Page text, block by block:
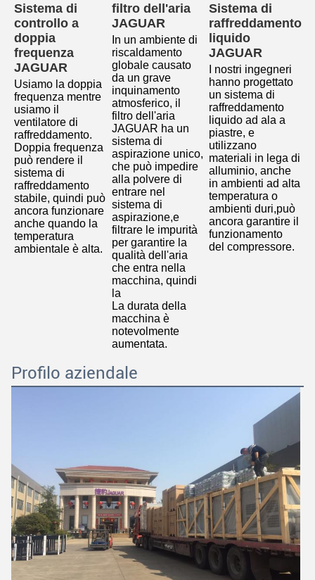
Sistema di
controllo a
doppia
frequenza
JAGUAR
Usiamo la doppia
frequenza mentre
usiamo il
ventilatore di
raffreddamento.
Doppia frequenza
può rendere il
sistema di
raffreddamento
stabile, quindi può
ancora funzionare
anche quando la
temperatura
ambientale è alta.
filtro dell'aria
JAGUAR
In un ambiente di
riscaldamento
globale causato
da un grave
inquinamento
atmosferico, il
filtro dell'aria
JAGUAR ha un
sistema di
aspirazione unico,
che può impedire
alla polvere di
entrare nel
sistema di
aspirazione,e
filtrare le impurità
per garantire la
qualità dell'aria
che entra nella
macchina, quindi
la
La durata della
macchina è
notevolmente
aumentata.
Sistema di
raffreddamento
liquido
JAGUAR
I nostri ingegneri
hanno progettato
un sistema di
raffreddamento
liquido ad ala a
piastre, e
utilizzano
materiali in lega di
alluminio, anche
in ambienti ad alta
temperatura o
ambienti duri,può
ancora garantire il
funzionamento
del compressore.
Profilo aziendale